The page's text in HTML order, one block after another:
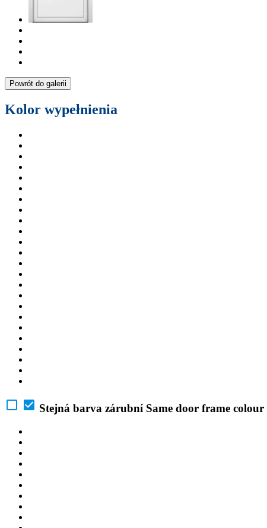
Powrót do galerii
Kolor wypełnienia
Stejná barva zárubní Same door frame colour